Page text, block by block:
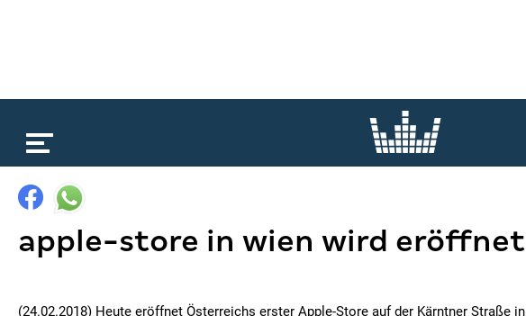
apple-store in wien wird eröffnet
(24.02.2018) Heute eröffnet Österreichs erster Apple-Store auf der Kärntner Straße in